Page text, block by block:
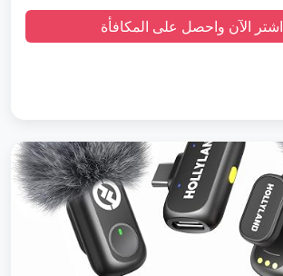
اشتر الآن واحصل على المكافأة